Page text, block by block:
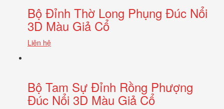
Bộ Đỉnh Thờ Long Phụng Đúc Nổi
3D Màu Giả Cổ
Liên hệ
Bộ Tam Sự Đỉnh Rồng Phượng
Đúc Nổi 3D Màu Giả Cổ